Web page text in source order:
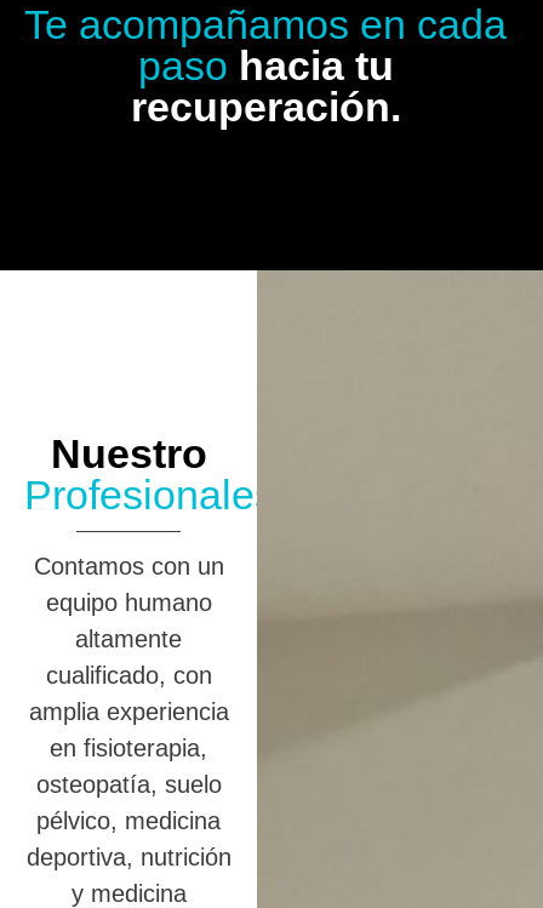
Te acompañamos en cada
paso hacia tu
recuperación.
Nuestro
Profesionales
Contamos con un
equipo humano
altamente
cualificado, con
amplia experiencia
en fisioterapia,
osteopatía, suelo
pélvico, medicina
deportiva, nutrición
y medicina